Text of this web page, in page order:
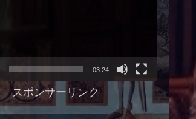
03:24
スポンサーリンク